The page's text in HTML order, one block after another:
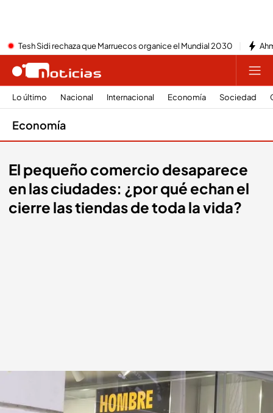
Tesh Sidi rechaza que Marruecos organice el Mundial 2030
Lo último Nacional Internacional Economía Sociedad
Economía
El pequeño comercio desaparece
en las ciudades: ¿por qué echan el
cierre las tiendas de toda la vida?
El cierre masivo del pequeño comercio.IMAGEN: C. López / I. Hernández /